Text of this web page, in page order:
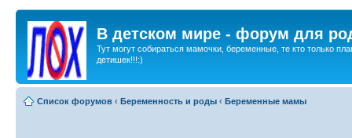
В детском мире - форум для
Тут могут собираться мамочки, беременные, те кто только
детишек!!!:)
Список форумов ‹ Беременность и роды ‹ Беременные мамы